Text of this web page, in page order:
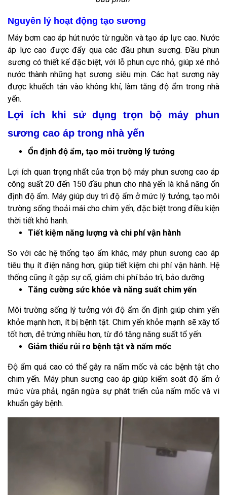
Nguyên lý hoạt động tạo sương
Máy bơm cao áp hút nước từ nguồn và tạo áp lực cao. Nước
áp lực cao được đẩy qua các đầu phun sương. Đầu phun
sương có thiết kế đặc biệt, với lỗ phun cực nhỏ, giúp xé nhỏ
nước thành những hạt sương siêu mịn. Các hạt sương này
được khuếch tán vào không khí, làm tăng độ ẩm trong nhà
yến.
Lợi ích khi sử dụng trọn bộ máy phun
sương cao áp trong nhà yến
Ổn định độ ẩm, tạo môi trường lý tưởng
Lợi ích quan trọng nhất của trọn bộ máy phun sương cao áp
công suất 20 đến 150 đầu phun cho nhà yến là khả năng ổn
định độ ẩm. Máy giúp duy trì độ ẩm ở mức lý tưởng, tạo môi
trường sống thoải mái cho chim yến, đặc biệt trong điều kiện
thời tiết khô hanh.
Tiết kiệm năng lượng và chi phí vận hành
So với các hệ thống tạo ẩm khác, máy phun sương cao áp
tiêu thụ ít điện năng hơn, giúp tiết kiệm chi phí vận hành. Hệ
thống cũng ít gặp sự cố, giảm chi phí bảo trì, bảo dưỡng.
Tăng cường sức khỏe và năng suất chim yến
Môi trường sống lý tưởng với độ ẩm ổn định giúp chim yến
khỏe mạnh hơn, ít bị bệnh tật. Chim yến khỏe mạnh sẽ xây tổ
tốt hơn, đẻ trứng nhiều hơn, từ đó tăng năng suất tổ yến.
Giảm thiểu rủi ro bệnh tật và nấm mốc
Độ ẩm quá cao có thể gây ra nấm mốc và các bệnh tật cho
chim yến. Máy phun sương cao áp giúp kiểm soát độ ẩm ở
mức vừa phải, ngăn ngừa sự phát triển của nấm mốc và vi
khuẩn gây bệnh.